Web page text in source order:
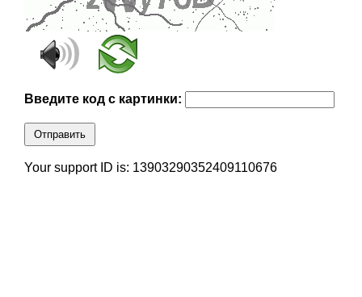
Введите код с картинки:
Отправить
Your support ID is: 13903290352409110676